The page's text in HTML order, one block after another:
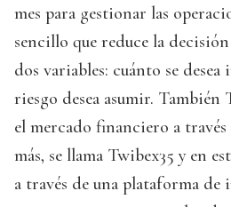
mes para gestionar las
sencillo que reduce la
dos variables: cuánto se
riesgo desea asumir. También
el mercado financiero a
más, se llama Twibex35 y en
a través de una plataforma